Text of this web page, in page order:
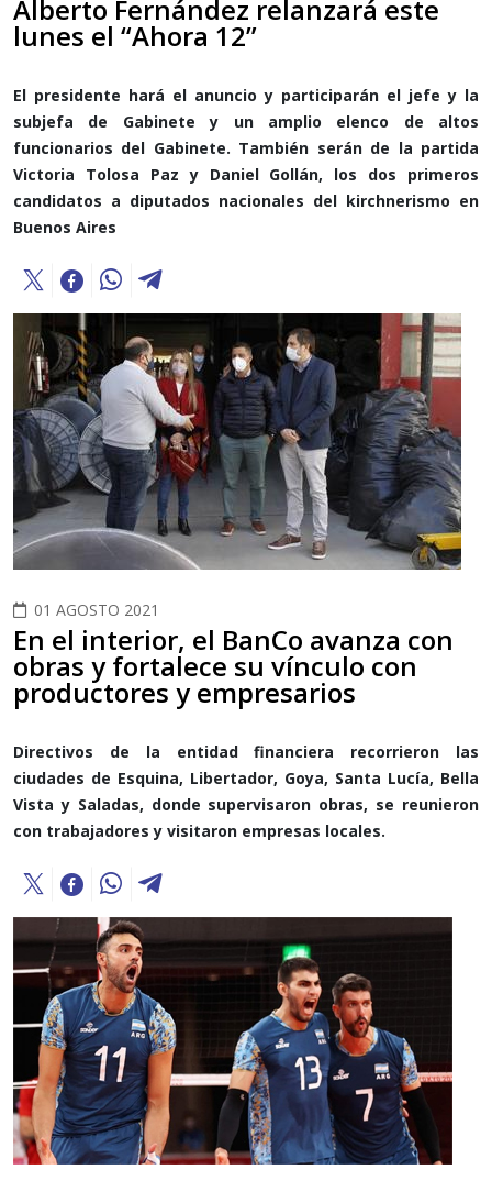
Alberto Fernández relanzará este
lunes el “Ahora 12”
El presidente hará el anuncio y participarán el jefe y la
subjefa de Gabinete y un amplio elenco de altos
funcionarios del Gabinete. También serán de la partida
Victoria Tolosa Paz y Daniel Gollán, los dos primeros
candidatos a diputados nacionales del kirchnerismo en
Buenos Aires
01 AGOSTO 2021
En el interior, el BanCo avanza con
obras y fortalece su vínculo con
productores y empresarios
Directivos de la entidad financiera recorrieron las
ciudades de Esquina, Libertador, Goya, Santa Lucía, Bella
Vista y Saladas, donde supervisaron obras, se reunieron
con trabajadores y visitaron empresas locales.